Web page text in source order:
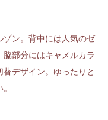
ン。背中には人気のゼ
部分にはキャメルカラ
デザイン。ゆったりと